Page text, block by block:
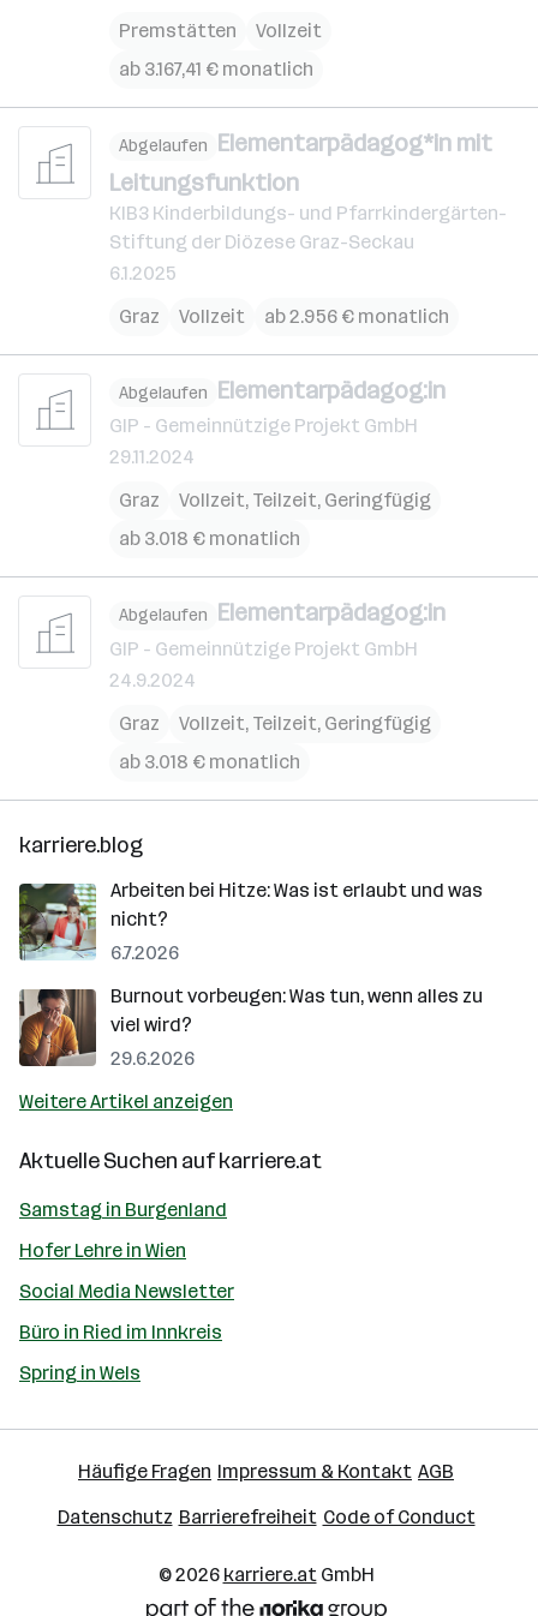
Premstätten
Vollzeit
ab 3.167,41 € monatlich
Abgelaufen Elementarpädagog*in mit
Leitungsfunktion
KIB3 Kinderbildungs- und Pfarrkindergärten-
Stiftung der Diözese Graz-Seckau
6.1.2025
Graz
Vollzeit ab 2.956 € monatlich
Abgelaufen Elementarpädagog:in
GIP - Gemeinnützige Projekt GmbH
29.11.2024
Graz
Vollzeit, Teilzeit, Geringfügig
ab 3.018 € monatlich
Abgelaufen Elementarpädagog:in
GIP - Gemeinnützige Projekt GmbH
24.9.2024
Graz
Vollzeit, Teilzeit, Geringfügig
ab 3.018 € monatlich
karriere.blog
Arbeiten bei Hitze: Was ist erlaubt und was
nicht?
6.7.2026
Burnout vorbeugen: Was tun, wenn alles zu
viel wird?
29.6.2026
Weitere Artikel anzeigen
Aktuelle Suchen aufkarriere.at
Samstag in Burgenland
Hofer Lehre in Wien
Social Media Newsletter
Büro in Ried im Innkreis
Spring in Wels
Häufige Fragen Impressum & Kontakt AGB
Datenschutz Barrierefreiheit Code of Conduct
© 2026 karriere.at GmbH